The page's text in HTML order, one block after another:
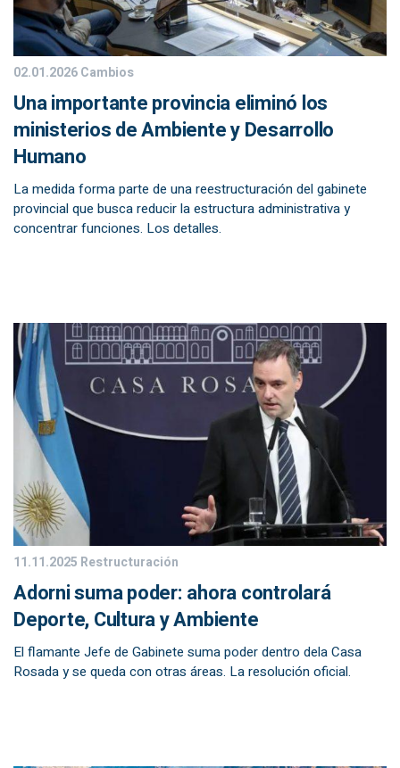
02.01.2026Cambios
Una importante provincia eliminó los
ministerios de Ambiente y Desarrollo
Humano
La medida forma parte de una reestructuración del gabinete
provincial que busca reducir la estructura administrativa y
concentrar funciones. Los detalles.
11.11.2025 Restructuración
Adorni suma poder: ahora controlará
Deporte, Cultura y Ambiente
El flamante Jefe de Gabinete suma poder dentro dela Casa
Rosada y se queda con otras áreas. La resolución oficial.